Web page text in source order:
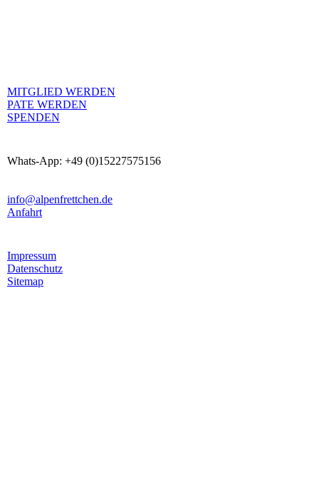
MITGLIED WERDEN
PATE WERDEN
SPENDEN
Whats-App: +49 (0)15227575156
info@alpenfrettchen.de
Anfahrt
Impressum
Datenschutz
Sitemap